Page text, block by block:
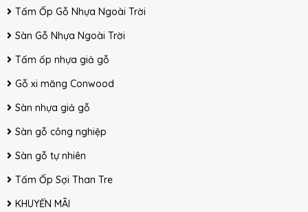
Tấm Ốp Gỗ Nhựa Ngoài Trời
Sàn Gỗ Nhựa Ngoài Trời
Tấm ốp nhựa giả gỗ
Gỗ xi măng Conwood
Sàn nhựa giả gỗ
Sàn gỗ công nghiệp
Sàn gỗ tự nhiên
Tấm Ốp Sợi Than Tre
KHUYẾN MÃI